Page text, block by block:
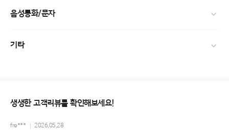
음성통화/문자
기타
생생한 고객리뷰를 확인해보세요!
fre*** 2026.05.28